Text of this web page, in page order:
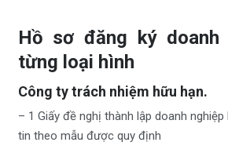
Hồ sơ đăng ký doanh
từng loại hình
Công ty trách nhiệm hữu hạn.
– 1 Giấy đề nghị thành lập doanh
tin theo mẫu được quy định